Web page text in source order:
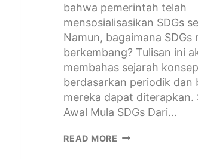
bahwa pemerintah telah
mensosialisasikan SDGs
Namun, bagaimana SDGs
berkembang? Tulisan ini
membahas sejarah
berdasarkan periodik dan
mereka dapat diterapkan.
Awal Mula SDGs Dari…
READ MORE